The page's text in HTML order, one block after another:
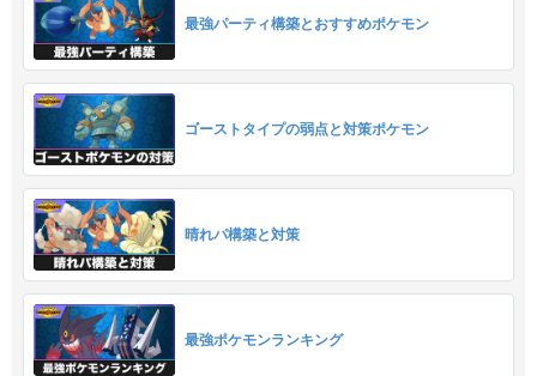
最強パーティ構築とおすすめポケモン
ゴーストタイプの弱点と対策ポケモン
晴れパ構築と対策
最強ポケモンランキング